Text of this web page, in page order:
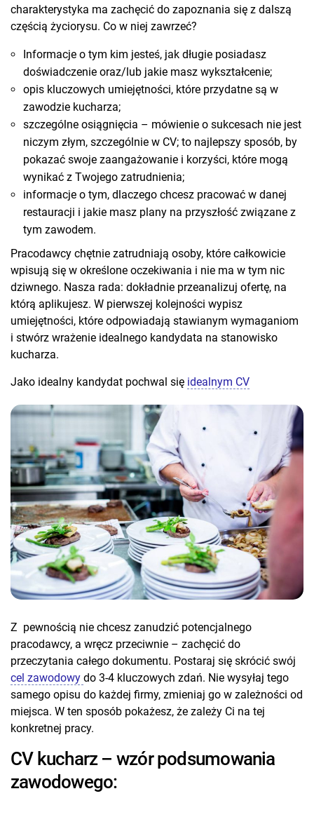
charakterystyka ma zachęcić do zapoznania się z dalszą
częścią życiorysu. Co w niej zawrzeć?
Informacje o tym kim jesteś, jak długie posiadasz
doświadczenie oraz/lub jakie masz wykształcenie;
opis kluczowych umiejętności, które przydatne są w
zawodzie kucharza;
szczególne osiągnięcia – mówienie o sukcesach nie jest
niczym złym, szczególnie w CV; to najlepszy sposób, by
pokazać swoje zaangażowanie i korzyści, które mogą
wynikać z Twojego zatrudnienia;
informacje o tym, dlaczego chcesz pracować w danej
restauracji i jakie masz plany na przyszłość związane z
tym zawodem.
Pracodawcy chętnie zatrudniają osoby, które całkowicie
wpisują się w określone oczekiwania i nie ma w tym nic
dziwnego. Nasza rada: dokładnie przeanalizuj ofertę, na
którą aplikujesz. W pierwszej kolejności wypisz
umiejętności, które odpowiadają stawianym wymaganiom
i stwórz wrażenie idealnego kandydata na stanowisko
kucharza.
Jako idealny kandydat pochwal się idealnym CV
Z pewnością nie chcesz zanudzić potencjalnego
pracodawcy, a wręcz przeciwnie – zachęcić do
przeczytania całego dokumentu. Postaraj się skrócić swój
cel zawodowy do 3-4 kluczowych zdań. Nie wysyłaj tego
samego opisu do każdej firmy, zmieniaj go w zależności od
miejsca. W ten sposób pokażesz, że zależy Ci na tej
konkretnej pracy.
CV kucharz – wzór podsumowania
zawodowego: